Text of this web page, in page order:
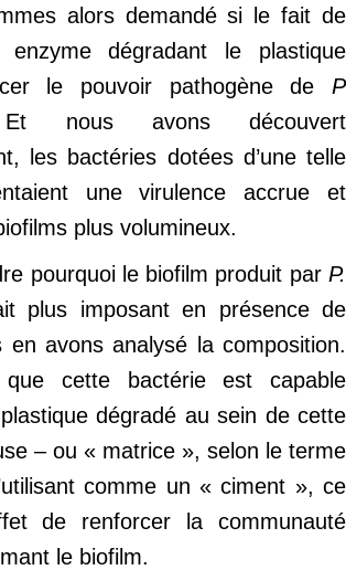
alors demandé si le fait de
enzyme dégradant le plastique
le pouvoir pathogène de P
nous avons découvert
les bactéries dotées d’une telle
une virulence accrue et
plus volumineux.
pourquoi le biofilm produit par P.
plus imposant en présence de
en avons analysé la composition.
cette bactérie est capable
dégradé au sein de cette
– ou « matrice », selon le terme
comme un « ciment », ce
de renforcer la communauté
le biofilm.